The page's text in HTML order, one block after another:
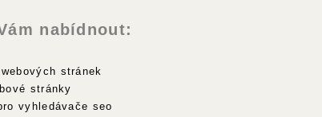
nabídnout:
stránek
stránky
vyhledávače seo